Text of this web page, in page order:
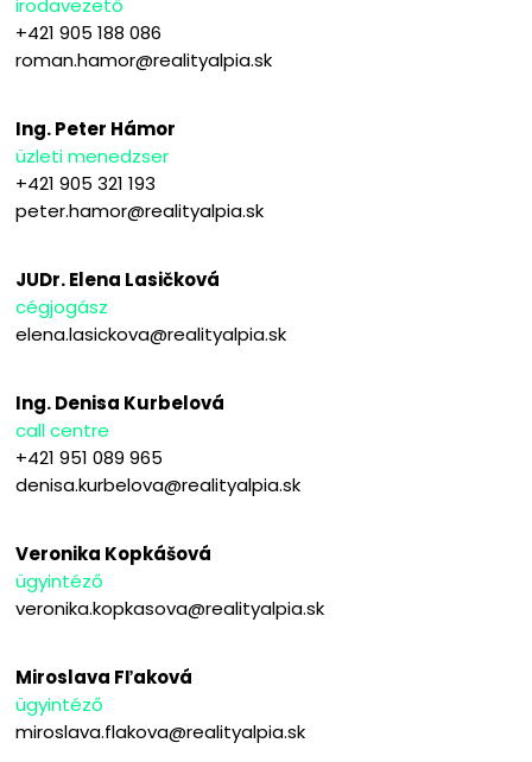
irodavezető
+421 905 188 086
roman.hamor@realityalpia.sk
Ing. Peter Hámor
üzleti menedzser
+421 905 321 193
peter.hamor@realityalpia.sk
JUDr. Elena Lasičková
cégjogász
elena.lasickova@realityalpia.sk
Ing. Denisa Kurbelová
call centre
+421 951 089 965
denisa.kurbelova@realityalpia.sk
Veronika Kopkášová
ügyintéző
veronika.kopkasova@realityalpia.sk
Miroslava Fľaková
ügyintéző
miroslava.flakova@realityalpia.sk